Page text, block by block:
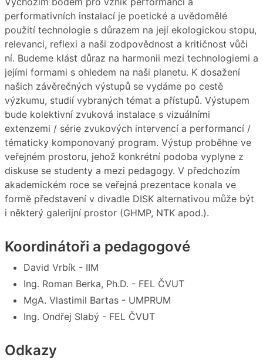
performativních instalací je poetické a uvědomělé
použití technologie s důrazem na její ekologickou stopu,
relevanci, reflexi a naši zodpovědnost a kritičnost vůči
ní. Budeme klást důraz na harmonii mezi technologiemi a
jejími formami s ohledem na naši planetu. K dosažení
našich závěrečných výstupů se vydáme po cestě
výzkumu, studií vybraných témat a přístupů. Výstupem
bude kolektivní zvuková instalace s vizuálními
extenzemi / série zvukových intervencí a performancí /
tématicky komponovaný program. Výstup proběhne ve
veřejném prostoru, jehož konkrétní podoba vyplyne z
diskuse se studenty a mezi pedagogy. V předchozím
akademickém roce se veřejná prezentace konala ve
formě představení v divadle DISK alternativou může být
i některý galerijní prostor (GHMP, NTK apod.).
Koordinátoři a pedagogové
David Vrbík - IIM
Ing. Roman Berka, Ph.D. - FEL ČVUT
MgA. Vlastimil Bartas - UMPRUM
Ing. Ondřej Slabý - FEL ČVUT
Odkazy